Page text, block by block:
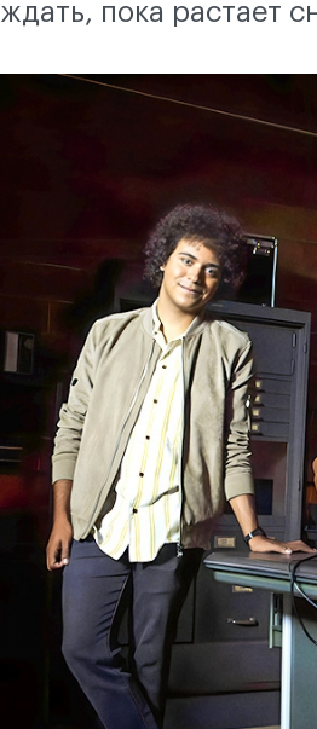
ждать, пока растает